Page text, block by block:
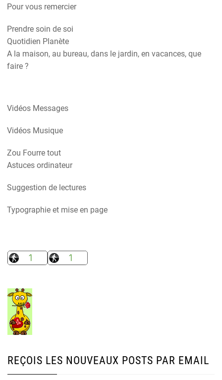
Pour vous remercier
Prendre soin de soi
Quotidien Planète
A la maison, au bureau, dans le jardin, en vacances, que
faire ?
Vidéos Messages
Vidéos Musique
Zou Fourre tout
Astuces ordinateur
Suggestion de lectures
Typographie et mise en page
REÇOIS LES NOUVEAUX POSTS PAR EMAIL